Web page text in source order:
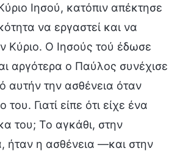
Ιησού, κατόπιν απέκτησε
να εργαστεί και να
Κύριο. Ο Ιησούς τού έδωσε
αργότερα ο Παύλος συνέχισε
αυτήν την ασθένεια όταν
του. Γιατί είπε ότι είχε ένα
του; Το αγκάθι, στην
ήταν η ασθένεια —και στην